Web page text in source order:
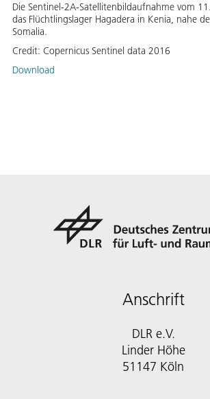
Die Sentinel-2A-Satellitenbildaufnahme vom
das Flüchtlingslager Hagadera in Kenia, nahe
Somalia.
Credit: Copernicus Sentinel data 2016
Download
Anschrift
DLR e.V.
Linder Höhe
51147 Köln